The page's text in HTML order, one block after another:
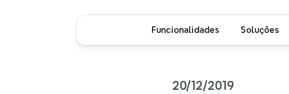
20/12/2019
Funcionalidades Soluções